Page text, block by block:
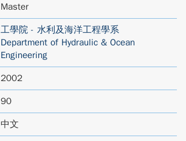
Master
工學院 - 水利及海洋工程學系
Department of Hydraulic & Ocean
Engineering
2002
90
中文